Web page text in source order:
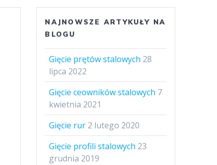
NAJNOWSZE ARTYKUŁY NA
BLOGU
Gięcie prętów stalowych 28
lipca 2022
Gięcie ceowników stalowych 7
kwietnia 2021
Gięcie rur 2 lutego 2020
Gięcie profili stalowych 23
grudnia 2019